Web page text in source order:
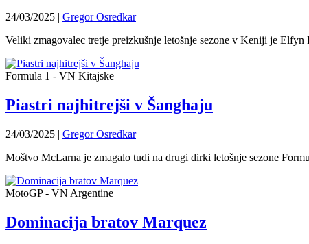
24/03/2025 | Gregor Osredkar
Veliki zmagovalec tretje preizkušnje letošnje sezone v Keniji je
Formula 1 - VN Kitajske
Piastri najhitrejši v Šanghaju
24/03/2025 | Gregor Osredkar
Moštvo McLarna je zmagalo tudi na drugi dirki letošnje sezone
MotoGP - VN Argentine
Dominacija bratov Marquez